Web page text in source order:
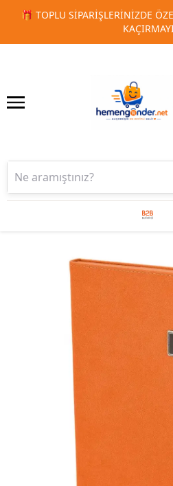
🚀 KURUMSAL
1 2